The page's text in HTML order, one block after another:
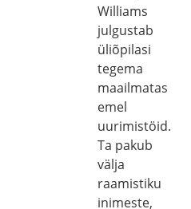
Williams
julgustab
üliõpilasi
tegema
maailmatas
emel
uurimistöid.
Ta pakub
välja
raamistiku
inimeste,